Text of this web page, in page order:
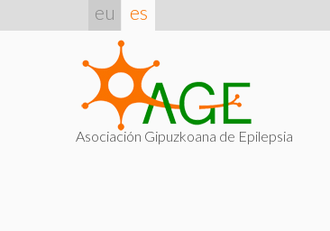
eu es
Asociación Gipuzkoana de Epilepsia